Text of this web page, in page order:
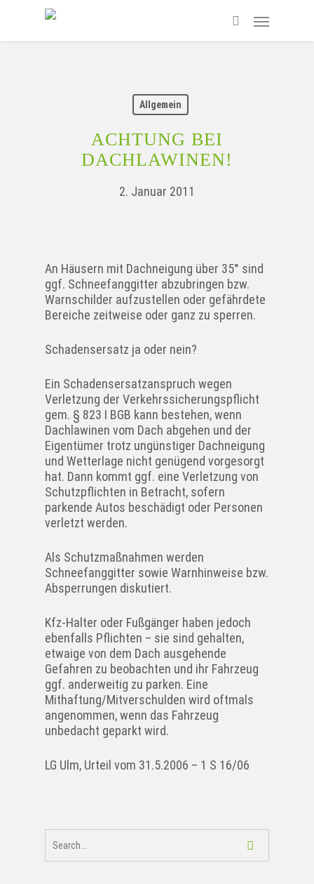
search
Allgemein
ACHTUNG BEI
DACHLAWINEN!
2. Januar 2011
An Häusern mit Dachneigung über 35° sind
ggf. Schneefanggitter abzubringen bzw.
Warnschilder aufzustellen oder gefährdete
Bereiche zeitweise oder ganz zu sperren.
Schadensersatz ja oder nein?
Ein Schadensersatzanspruch wegen
Verletzung der Verkehrssicherungspflicht
gem. § 823 I BGB kann bestehen, wenn
Dachlawinen vom Dach abgehen und der
Eigentümer trotz ungünstiger Dachneigung
und Wetterlage nicht genügend vorgesorgt
hat. Dann kommt ggf. eine Verletzung von
Schutzpflichten in Betracht, sofern
parkende Autos beschädigt oder Personen
verletzt werden.
Als Schutzmaßnahmen werden
Schneefanggitter sowie Warnhinweise bzw.
Absperrungen diskutiert.
Kfz-Halter oder Fußgänger haben jedoch
ebenfalls Pflichten – sie sind gehalten,
etwaige von dem Dach ausgehende
Gefahren zu beobachten und ihr Fahrzeug
ggf. anderweitig zu parken. Eine
Mithaftung/Mitverschulden wird oftmals
angenommen, wenn das Fahrzeug
unbedacht geparkt wird.
LG Ulm, Urteil vom 31.5.2006 – 1 S 16/06